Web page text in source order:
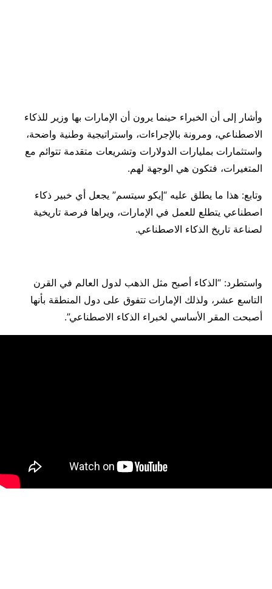
وأشار إلى أن الخبراء حينما يرون أن الإمارات بها وزير للذكاء
الاصطناعي، ومرونة بالإجراءات، واستراتيجية وطنية واضحة،
واستثمارات بمليارات الدولارات وتشريعات متقدمة تتوائم مع
المتغيرات، فتكون هي الوجهة لهم.
وتابع: هذا ما يطلق عليه “إيكو سيتسم” يجعل أي خبير ذكاء
اصطناعي يتطلع للعمل في الإمارات، ويراها فرصة تاريخية
لصناعة تاريخ الذكاء الاصطناعي.
واستطرد: “الذكاء أصبح مثل الذهب لدول العالم في القرن
التاسع عشر، ولذلك الإمارات تتفوق على دول المنطقة بأنها
أصبحت المقر الأساسي لخبراء الذكاء الاصطناعي”.